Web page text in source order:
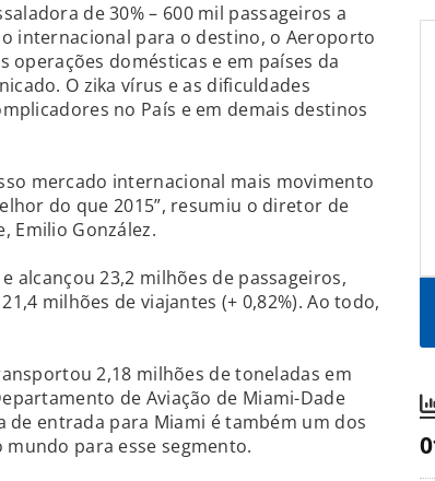
de 30% – 600 mil passageiros a
internacional para o destino, o Aeroporto
domésticas e em países da
O zika vírus e as dificuldades
no País e em demais destinos
mercado internacional mais movimento
do que 2015”, resumiu o diretor de
Emilio González.
alcançou 23,2 milhões de passageiros,
milhões de viajantes (+ 0,82%). Ao todo,
2,18 milhões de toneladas em
de Aviação de Miami-Dade
de entrada para Miami é também um dos
para esse segmento.